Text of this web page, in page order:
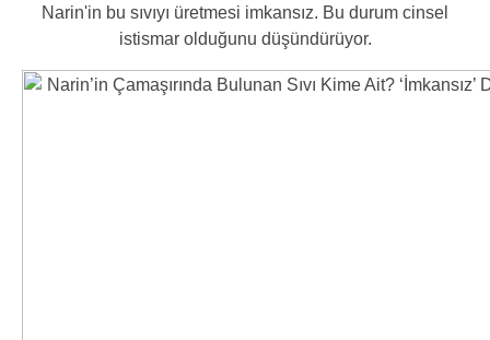
Narin'in bu sıvıyı üretmesi imkansız. Bu durum cinsel
istismar olduğunu düşündürüyor.